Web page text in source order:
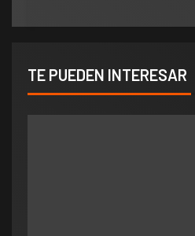
TE PUEDEN INTERESAR